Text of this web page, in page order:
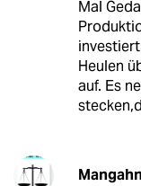
Mal
Heulen
auf. Es